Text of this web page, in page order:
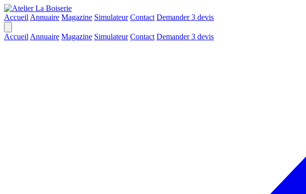
Accueil Annuaire Magazine Simulateur Contact Demander 3 devis
Accueil Annuaire Magazine Simulateur Contact Demander 3 devis